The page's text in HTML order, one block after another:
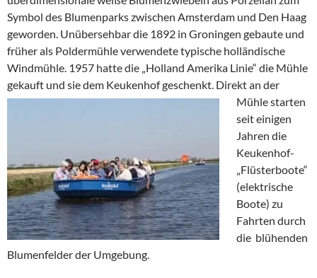
Symbol des Blumenparks zwischen Amsterdam und Den Haag
geworden. Unübersehbar die 1892 in Groningen gebaute und
früher als Poldermühle verwendete typische holländische
Windmühle. 1957 hatte die „Holland Amerika Linie“ die Mühle
gekauft und sie dem Keukenhof geschenkt. Direkt an der
Mühle starten
seit einigen
Jahren die
Keukenhof-
„Flüsterboote“
(elektrische
Boote) zu
Fahrten durch
die blühenden
Blumenfelder der Umgebung.